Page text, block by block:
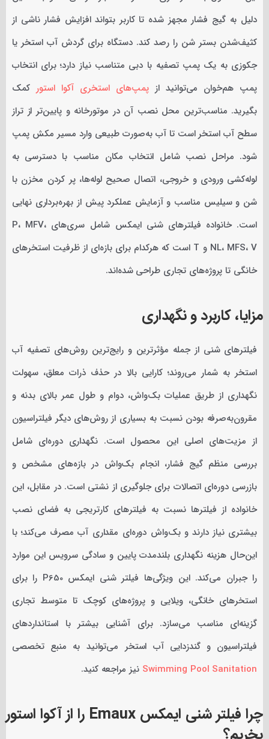
دلیل به گیج فشار مجهز شده تا کاربر بتواند افزایش فشار ناشی از
کثیف‌شدن بستر شن را رصد کند. دستگاه برای گردش آب استخر یا
جکوزی به یک پمپ تصفیه با دبی متناسب نیاز دارد؛ برای انتخاب
پمپ هم‌خوان می‌توانید ازپمپ‌های استخری آکوا استور کمک
بگیرید. مناسب‌ترین محل نصب آن در موتورخانه و پایین‌تر از تراز
سطح آب استخر است تا آب به‌صورت طبیعی وارد مسیر مکش پمپ
شود. مراحل نصب شامل انتخاب مکان مناسب با دسترسی به
لوله‌کشی ورودی و خروجی، اتصال صحیح لوله‌ها، پر کردن مخزن با
شن و سیلیس مناسب و آزمایش عملکرد پیش از بهره‌برداری نهایی
است. خانواده فیلترهای شنی ایمکس شامل سری‌های P، MFV،
NL، MFS، V و T است که هرکدام برای بازه‌ای از ظرفیت استخرهای
خانگی تا پروژه‌های تجاری طراحی شده‌اند.
مزایا، کاربرد و نگهداری
فیلترهای شنی از جمله مؤثرترین و رایج‌ترین روش‌های تصفیه آب
استخر به شمار می‌روند؛ کارایی بالا در حذف ذرات معلق، سهولت
نگهداری از طریق عملیات بک‌واش، دوام و طول عمر بالای بدنه و
مقرون‌به‌صرفه بودن نسبت به بسیاری از روش‌های دیگر فیلتراسیون
از مزیت‌های اصلی این محصول است. نگهداری دوره‌ای شامل
بررسی منظم گیج فشار، انجام بک‌واش در بازه‌های مشخص و
بازرسی دوره‌ای اتصالات برای جلوگیری از نشتی است. در مقابل، این
خانواده از فیلترها نسبت به فیلترهای کارتریجی به فضای نصب
بیشتری نیاز دارند و بک‌واش دوره‌ای مقداری آب مصرف می‌کند؛ با
این‌حال هزینه نگهداری بلندمدت پایین و سادگی سرویس این موارد
را جبران می‌کند. این ویژگی‌ها فیلتر شنی ایمکس P650 را برای
استخرهای خانگی، ویلایی و پروژه‌های کوچک تا متوسط تجاری
گزینه‌ای مناسب می‌سازد. برای آشنایی بیشتر با استانداردهای
فیلتراسیون و گندزدایی آب استخر می‌توانید به منبع تخصصی
Swimming Pool Sanitation نیز مراجعه کنید.
چرا فیلتر شنی ایمکس Emaux را از آکوا استور